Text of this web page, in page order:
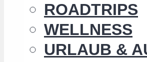
ROADTRIPS
WELLNESS
URLAUB &